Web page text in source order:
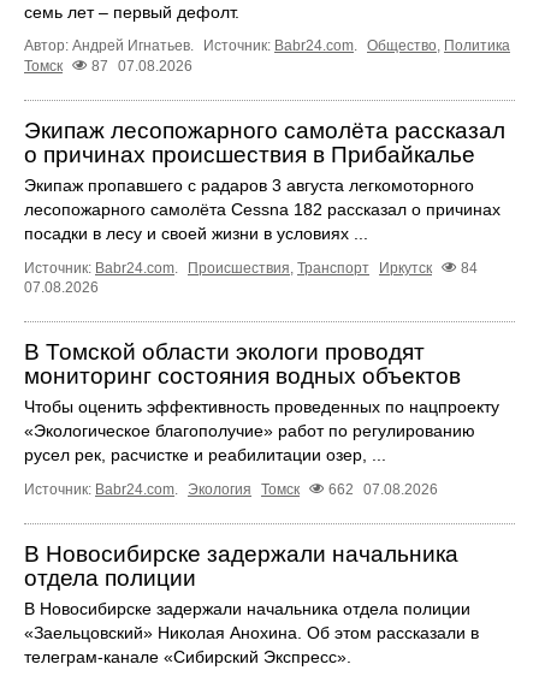
семь лет – первый дефолт.
Автор: Андрей Игнатьев. Источник: Babr24.com Общество Политика
Томск
87 07.08.2026
Экипаж лесопожарного самолёта рассказал
о причинах происшествия в Прибайкалье
Экипаж пропавшего с радаров 3 августа легкомоторного
лесопожарного самолёта Cessna 182 рассказал о причинах
посадки в лесу и своей жизни в условиях ...
Источник: Babr24.com. Происшествия, Транспорт Иркутск
84
07.08.2026
В Томской области экологи проводят
мониторинг состояния водных объектов
Чтобы оценить эффективность проведенных по нацпроекту
«Экологическое благополучие» работ по регулированию
русел рек, расчистке и реабилитации озер, ...
Источник: Babr24.com. Экология Томск 662 07.08.2026
В Новосибирске задержали начальника
отдела полиции
В Новосибирске задержали начальника отдела полиции
«Заельцовский» Николая Анохина. Об этом рассказали в
телеграм-канале «Сибирский Экспресс».